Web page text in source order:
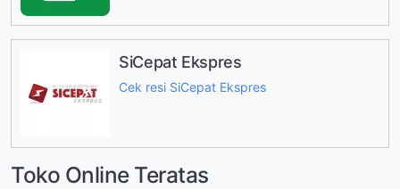
SiCepat Ekspres
Cek resi SiCepat Ekspres
Toko Online Teratas